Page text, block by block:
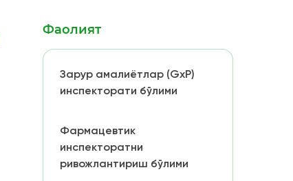
Фаолият
Зарур амалиётлар (GxP)
инспекторати бўлими
Фармацевтик
инспекторатни
ривожлантириш бўлими